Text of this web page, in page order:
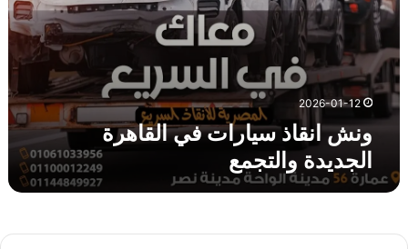
ف
ي
ا
ه
ر
ا
2026-01-12
ونش انقاذ سيارات في القاهرة
الجديدة والتجمع